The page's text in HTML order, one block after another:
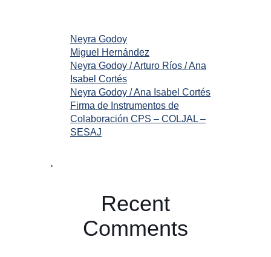
Neyra Godoy
Miguel Hernández
Neyra Godoy / Arturo Ríos / Ana
Isabel Cortés
Neyra Godoy / Ana Isabel Cortés
Firma de Instrumentos de
Colaboración CPS – COLJAL –
SESAJ
Recent
Comments